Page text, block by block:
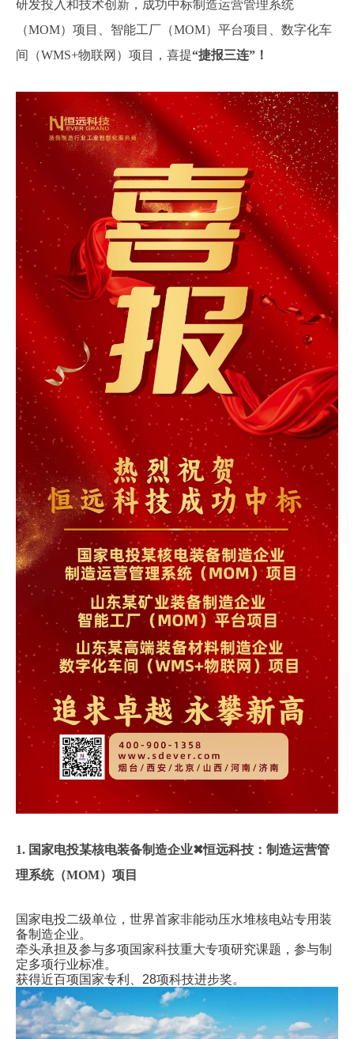
研发投入和技术创新，成功中标制造运营管理系统
（MOM）项目、智能工厂（MOM）平台项目、数字化车
间（WMS+物联网）项目，喜提“捷报三连”！
1. 国家电投某核电装备制造企业✖恒远科技：制造运营管
理系统（MOM）项目
国家电投二级单位，世界首家非能动压水堆核电站专用装
备制造企业。
牵头承担及参与多项国家科技重大专项研究课题，参与制
定多项行业标准。
获得近百项国家专利、28项科技进步奖。